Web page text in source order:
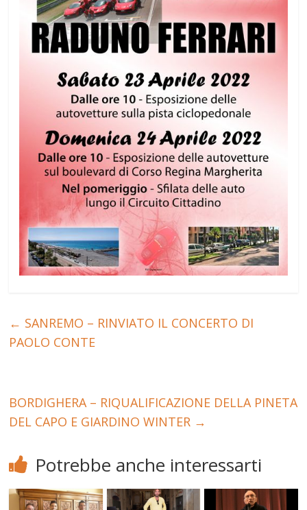
← SANREMO – RINVIATO IL CONCERTO DI
PAOLO CONTE
BORDIGHERA – RIQUALIFICAZIONE DELLA PINETA
DEL CAPO E GIARDINO WINTER →
Potrebbe anche interessarti